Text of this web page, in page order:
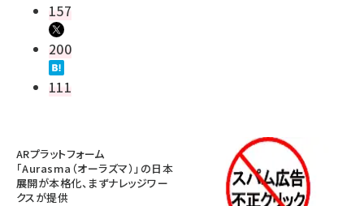
157
200
111
ARプラットフォーム
「Aurasma（オーラズマ）」の日本
展開が本格化、まずナレッジワー
クスが提供